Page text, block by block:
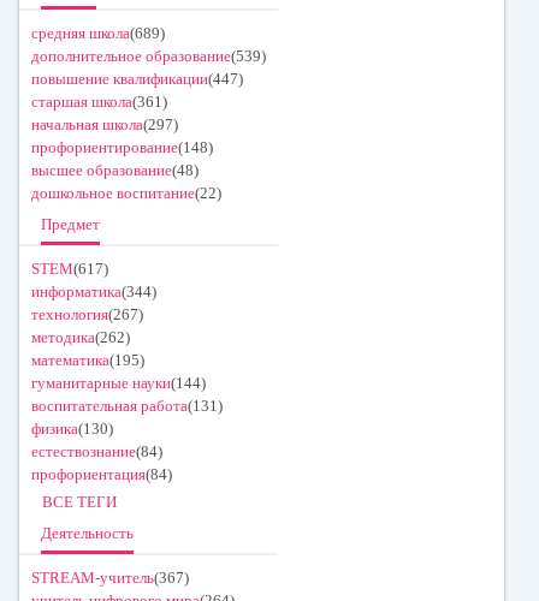
средняя школа(689)
дополнительное образование(539)
повышение квалификации(447)
старшая школа(361)
начальная школа(297)
профориентирование(148)
высшее образование(48)
дошкольное воспитание(22)
Предмет
STEM(617)
информатика(344)
технология(267)
методика(262)
математика(195)
гуманитарные науки(144)
воспитательная работа(131)
физика(130)
естествознание(84)
профориентация(84)
ВСЕ ТЕГИ
Деятельность
STREAM-учитель(367)